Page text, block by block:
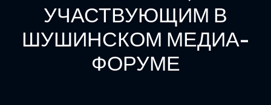
УЧАСТВУЮЩИМ В
ШУШИНСКОМ МЕДИА-
ФОРУМЕ